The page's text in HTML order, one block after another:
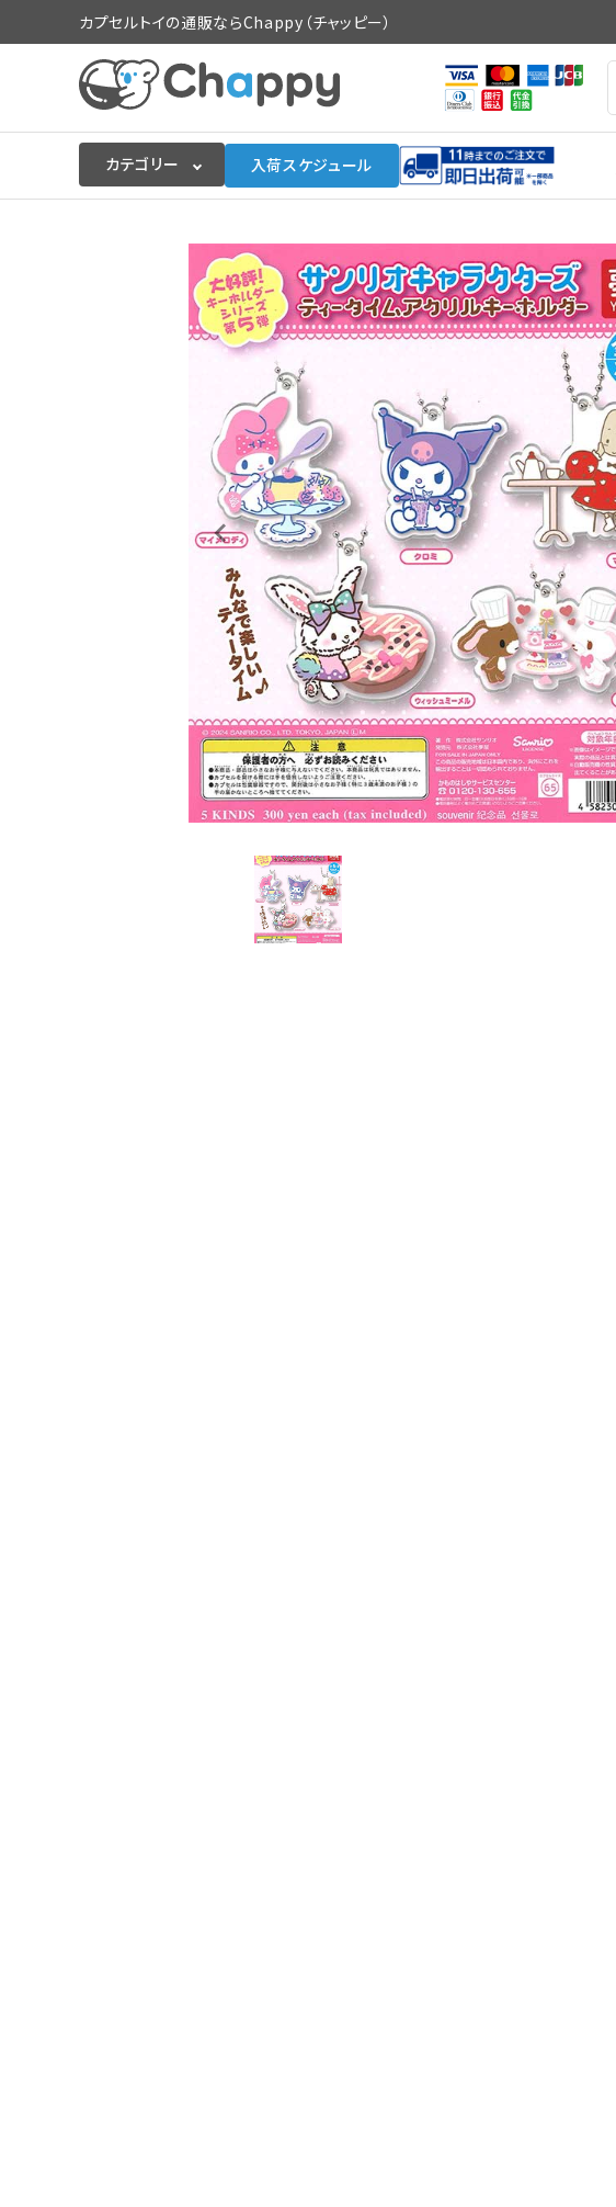
カプセルトイの通販ならChappy（チャッピー）
カテゴリー 入荷スケジュール
入荷スケジュールをチェック
カプセルトイマシン本体
よくあるご質問
ご利用ガイド
06-6282-7659